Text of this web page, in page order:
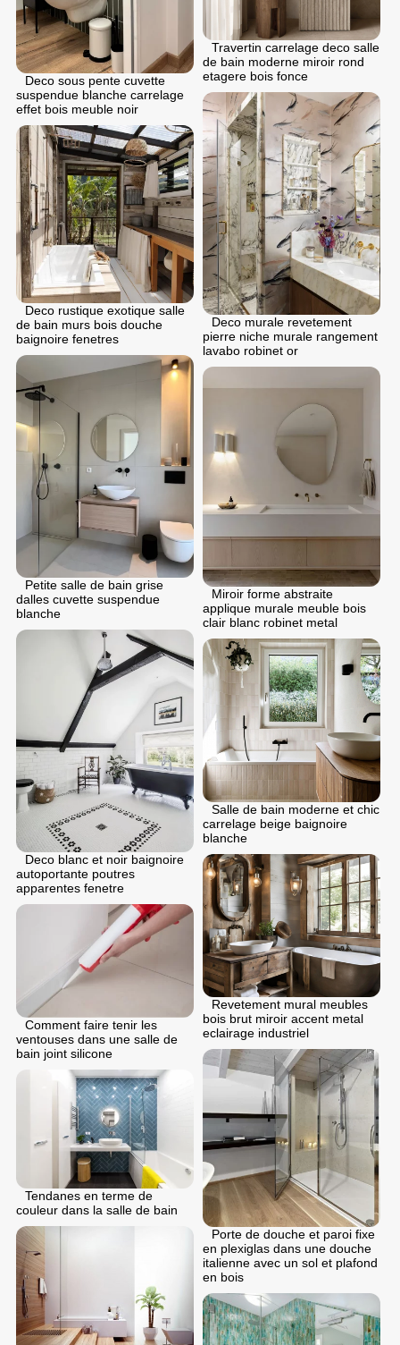
Deco sous pente cuvette
suspendue blanche carrelage
effet bois meuble noir
Travertin carrelage deco salle
de bain moderne miroir rond
etagere bois fonce
Deco murale revetement
pierre niche murale rangement
lavabo robinet or
Deco rustique exotique salle
de bain murs bois douche
baignoire fenetres
Petite salle de bain grise
dalles cuvette suspendue
blanche
Miroir forme abstraite
applique murale meuble bois
clair blanc robinet metal
Deco blanc et noir baignoire
autoportante poutres
apparentes fenetre
Salle de bain moderne et chic
carrelage beige baignoire
blanche
Revetement mural meubles
bois brut miroir accent metal
eclairage industriel
Comment faire tenir les
ventouses dans une salle de
bain joint silicone
Porte de douche et paroi fixe
en plexiglas dans une douche
italienne avec un sol et plafond
en bois
Tendanes en terme de
couleur dans la salle de bain